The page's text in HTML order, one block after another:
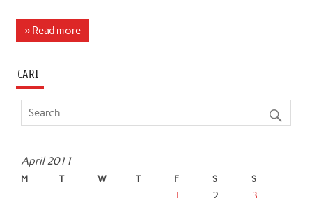
c
o
o
i
e
A
d
» Read more
CARI
April 2011
M T W T F S S